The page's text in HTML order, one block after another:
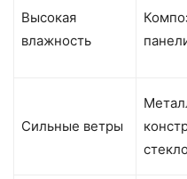
Высокая
влажность
Сильные ветры